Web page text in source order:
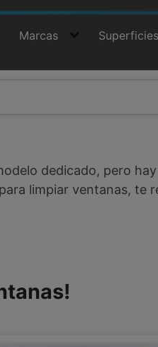
Marcas Superficies
dedicado, pero
limpiar ventanas, te